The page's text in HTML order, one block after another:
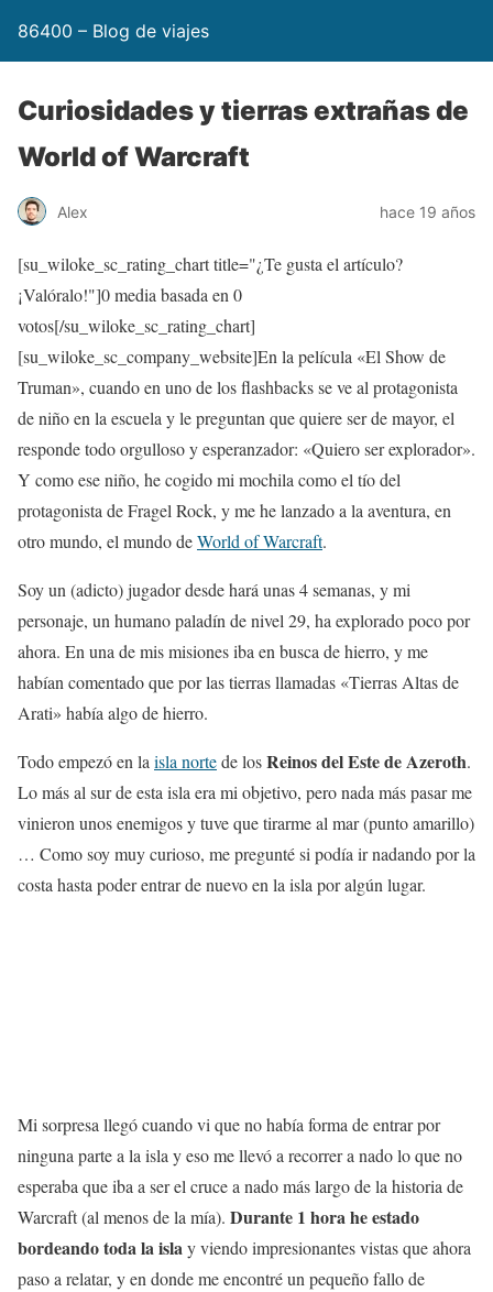
86400 – Blog de viajes
Curiosidades y tierras extrañas de
World of Warcraft
Alex hace 19 años
[su_wiloke_sc_rating_chart title="¿Te gusta el artículo?
¡Valóralo!"]0media basada en 0
votos[/su_wiloke_sc_rating_chart]
[su_wiloke_sc_company_website]En la película «El Show de
Truman», cuando en uno de los flashbacks se ve al protagonista
de niño en la escuela y le preguntan que quiere ser de mayor, el
responde todo orgulloso y esperanzador: «Quiero ser explorador».
Y como ese niño, he cogido mi mochila como el tío del
protagonista de Fragel Rock, y me he lanzado a la aventura, en
otro mundo, el mundo deWorld of Warcraft.
Soy un (adicto) jugador desde hará unas 4 semanas, y mi
personaje, un humano paladín de nivel 29, ha explorado poco por
ahora. En una de mis misiones iba en busca de hierro, y me
habían comentado que por las tierras llamadas «Tierras Altas de
Arati» había algo de hierro.
Todo empezó en la isla nortede losReinos del Este de Azeroth.
Lo más al sur de esta isla era mi objetivo, pero nada más pasar me
vinieron unos enemigos y tuve que tirarme al mar (punto amarillo)
… Como soy muy curioso, me pregunté si podía ir nadando por la
costa hasta poder entrar de nuevo en la isla por algún lugar.
Mi sorpresa llegó cuando vi que no había forma de entrar por
ninguna parte a la isla y eso me llevó a recorrer a nado lo que no
esperaba que iba a ser el cruce a nado más largo de la historia de
Warcraft (al menos de la mía). Durante 1 hora he estado
bordeando toda la islay viendo impresionantes vistas que ahora
paso a relatar, y en donde me encontré un pequeño fallo de